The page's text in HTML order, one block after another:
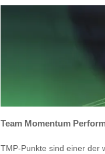
Team Momentum
TMP-Punkte sind einer der